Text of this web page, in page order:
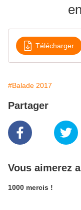
Télécharger
#Balade 2017
Partager
Vous aimerez
1000 mercis !